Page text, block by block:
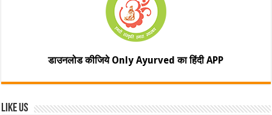
डाउनलोड कीजिये Only Ayurved का हिंदी APP
Like Us